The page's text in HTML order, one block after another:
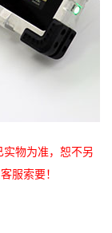
物为准，恕不另
服索要！